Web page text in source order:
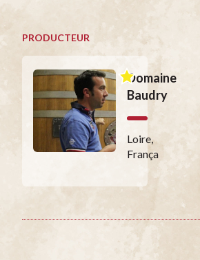
PRODUCTEUR
Domaine
Baudry
Loire,
França